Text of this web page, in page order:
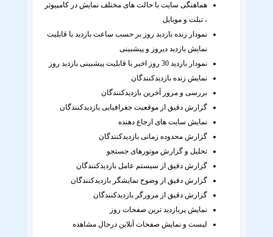
هماهنگی سایت با حالت های مختلف نمایش در کامپیوتر
، تبلت و موبایل
نمودار زنده بازدید روز بر حسب ساعت بازدید با قابلیت
نمایش بازدید دیروز و پیشبینی
نمودار بازدید 30 روز اخیر با قابلیت پیشبینی بازدید روز
نمایش زنده بازدیدکنندگان
بررسی و مرور آخرین بازدیدکنندگان
گزارش دقیق از موقعیت جغرافیایی بازدیدکنندگان
نمایش سایت های ارجاع دهنده
گزارش محدوده زمانی بازدیدکنندگان
تحلیل و گزارش موتورهای جستجو
گزارش دقیق از سیستم عامل بازدیدکنندگان
گزارش دقیق از وضوح نمایشگر بازدیدکنندگان
گزارش دقیق از مرورگر بازدیدکنندگان
نمایش پربازدید ترین صفحات روز
لیست و نمایش صفحات آنلاین درحال مشاهده